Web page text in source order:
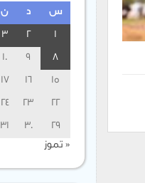
س د ن
1
2
3
8
9
10
15
16
17
22
23
24
29
30
31
« تموز